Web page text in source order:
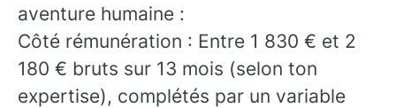
aventure humaine :
Côté rémunération : Entre 1 830 € et 2
180 € bruts sur 13 mois (selon ton
expertise), complétés par un variable